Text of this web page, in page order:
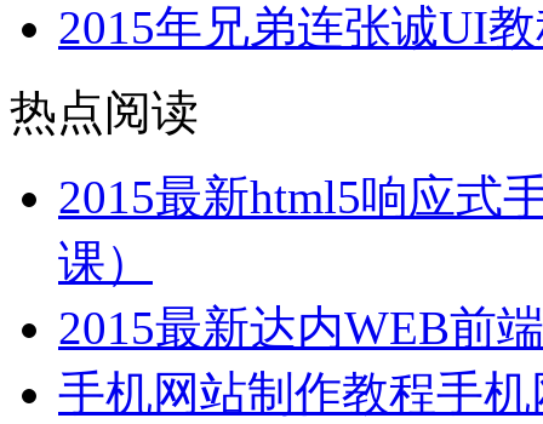
2015年兄弟连张诚UI
热点阅读
2015最新html5响应式
课）
2015最新达内WEB前
手机网站制作教程手